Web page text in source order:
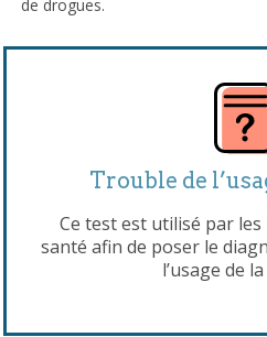
de drogues.
Trouble de
Ce test est utilisé par
santé afin de poser le
l’usage de